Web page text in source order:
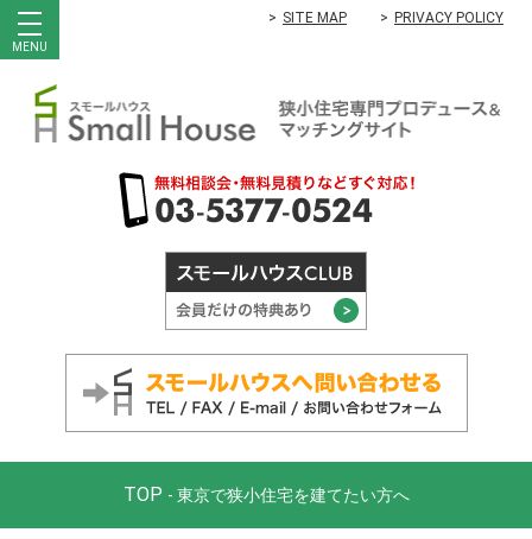
MENU
SITE MAP PRIVACY POLICY
TOP - 東京で狭小住宅を建てたい方へ